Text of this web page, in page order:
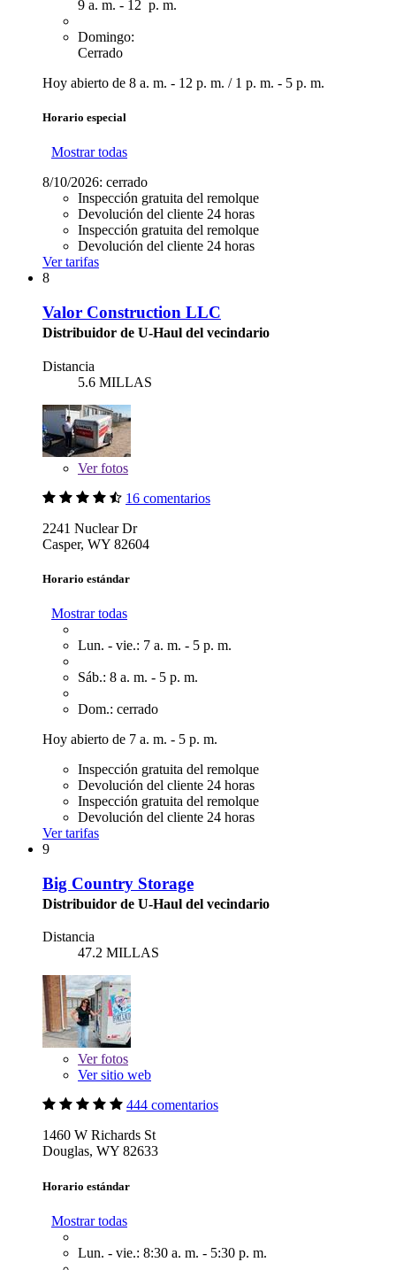
9 a. m. - 12 p. m.
Domingo:
Cerrado
Hoy abierto de 8 a. m. - 12 p. m. / 1 p. m. - 5 p. m.
Horario especial
Mostrar todas
8/10/2026: cerrado
Inspección gratuita del remolque
Devolución del cliente 24 horas
Inspección gratuita del remolque
Devolución del cliente 24 horas
Ver tarifas
8
Valor Construction LLC
Distribuidor de U-Haul del vecindario
Distancia
5.6 MILLAS
Verfotos
16 comentarios
2241 Nuclear Dr
Casper, WY 82604
Horario estándar
Mostrar todas
Lun. - vie.: 7 a. m. - 5 p. m.
Sáb.: 8 a. m. - 5 p. m.
Dom.: cerrado
Hoy abierto de 7 a. m. - 5 p. m.
Inspección gratuita del remolque
Devolución del cliente 24 horas
Inspección gratuita del remolque
Devolución del cliente 24 horas
Ver tarifas
9
Big Country Storage
Distribuidor de U-Haul del vecindario
Distancia
47.2 MILLAS
Verfotos
Ver sitio web
444 comentarios
1460 W Richards St
Douglas, WY 82633
Horario estándar
Mostrar todas
Lun. - vie.: 8:30 a. m. - 5:30 p. m.